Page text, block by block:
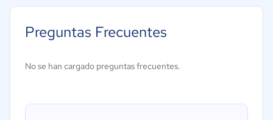
Colaboración
Preguntas Frecuentes
No se han cargado preguntas frecuentes.